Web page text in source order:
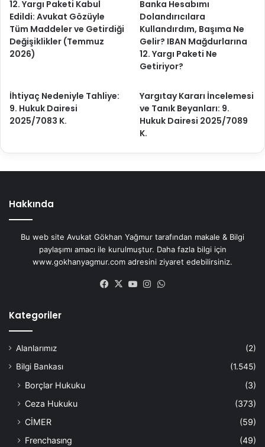
12. Yargı Paketi Kabul
Edildi: Avukat Gözüyle
Tüm Maddeler ve Getirdiği
Değişiklikler (Temmuz
2026)
Banka Hesabımı
Dolandırıcılara
Kullandırdım, Başıma Ne
Gelir? IBAN Mağdurlarına
12. Yargı Paketi Ne
Getiriyor?
İhtiyaç Nedeniyle Tahliye:
9. Hukuk Dairesi
2025/7083 K.
Yargıtay Kararı İncelemesi
ve Tanık Beyanları: 9.
Hukuk Dairesi 2025/7089
K.
Hakkında
Bu web site Avukat Gökhan Yağmur tarafından makale & Bilgi
paylaşımı amacı ile kurulmuştur. Daha fazla bilgi için
www.gokhanyagmur.com adresini ziyaret edebilirsiniz.
Facebook
X YouTubeInstagram
Kategoriler
Alanlarımız
(2)
Bilgi Bankası
(1.545)
Borçlar Hukuku
(3)
Ceza Hukuku
(373)
CİMER
(59)
Frenchasıng
(49)